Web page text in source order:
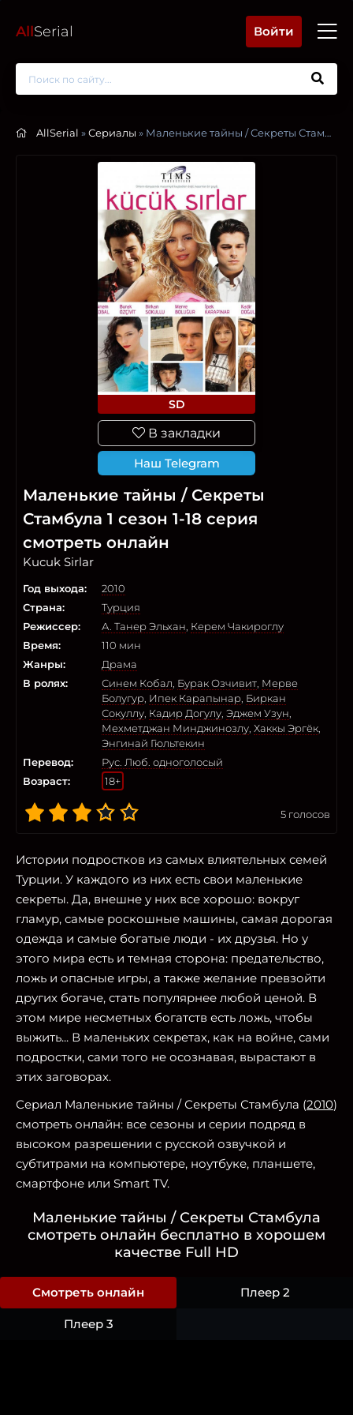
AllSerial Войти
AllSerial »Сериалы » Маленькие тайны / Секреты Стамбула
SD
В закладки
Наш Telegram
Маленькие тайны / Секреты
Стамбула 1 сезон 1-18 серия
смотреть онлайн
Kucuk Sirlar
Год выхода:
2010
Страна:
Турция
Режиссер:
А. Танер Эльхан Керем Чакироглу
Время:
110 мин
Жанры:
Драма
В ролях:
Синем Кобал Бурак Озчивит Мерве
Болугур Ипек Карапынар Биркан
Сокуллу Кадир Догулу Эджем Узун
Мехметджан Минджинозлу Хаккы Эргёк
Энгинай Гюльтекин
Перевод:
Рус. Люб. одноголосый
Возраст:
18+
5 голосов
Истории подростков из самых влиятельных семей
Турции. У каждого из них есть свои маленькие
секреты. Да, внешне у них все хорошо: вокруг
гламур, самые роскошные машины, самая дорогая
одежда и самые богатые люди - их друзья. Но у
этого мира есть и темная сторона: предательство,
ложь и опасные игры, а также желание превзойти
других богаче, стать популярнее любой ценой. В
этом мире несметных богатств есть ложь, чтобы
выжить... В маленьких секретах, как на войне, сами
подростки, сами того не осознавая, вырастают в
этих заговорах.
Сериал Маленькие тайны / Секреты Стамбула (2010)
смотреть онлайн: все сезоны и серии подряд в
высоком разрешении с русской озвучкой и
субтитрами на компьютере, ноутбуке, планшете,
смартфоне или Smart TV.
Маленькие тайны / Секреты Стамбула
смотреть онлайн бесплатно в хорошем
качестве Full HD
Смотреть онлайн Плеер 2
Плеер 3